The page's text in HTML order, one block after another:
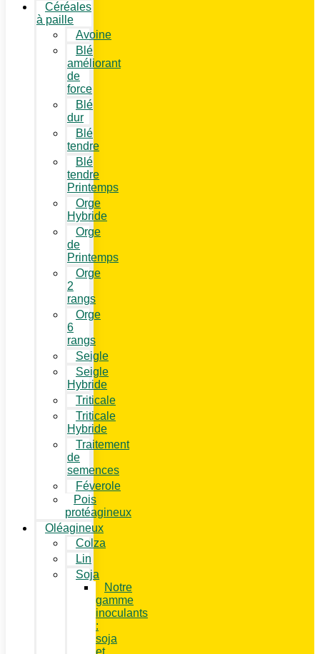
Céréales
à paille
Avoine
Blé
améliorant
de
force
Blé
dur
Blé
tendre
Blé
tendre
Printemps
Orge
Hybride
Orge
de
Printemps
Orge
2
rangs
Orge
6
rangs
Seigle
Seigle
Hybride
Triticale
Triticale
Hybride
Traitement
de
semences
Féverole
Pois
protéagineux
Oléagineux
Colza
Lin
Soja
Notre
gamme
inoculants
:
soja
et